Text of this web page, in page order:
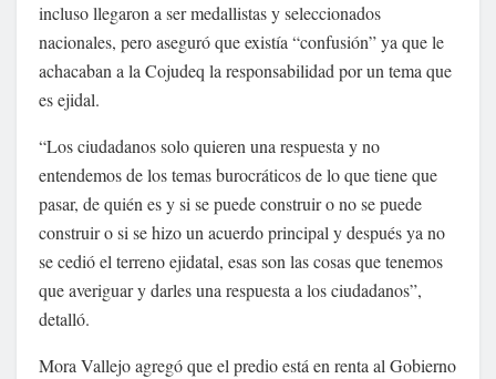
incluso llegaron a ser medallistas y seleccionados
nacionales, pero aseguró que existía “confusión” ya que le
achacaban a la Cojudeq la responsabilidad por un tema que
es ejidal.
“Los ciudadanos solo quieren una respuesta y no
entendemos de los temas burocráticos de lo que tiene que
pasar, de quién es y si se puede construir o no se puede
construir o si se hizo un acuerdo principal y después ya no
se cedió el terreno ejidatal, esas son las cosas que tenemos
que averiguar y darles una respuesta a los ciudadanos”,
detalló.
Mora Vallejo agregó que el predio está en renta al Gobierno